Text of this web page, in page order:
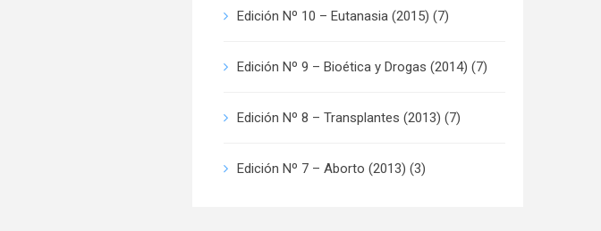
Edición Nº 10 – Eutanasia (2015) (7)
Edición Nº 9 – Bioética y Drogas (2014) (7)
Edición Nº 8 – Transplantes (2013) (7)
Edición Nº 7 – Aborto (2013) (3)